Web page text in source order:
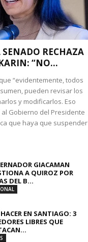
RECHAZA
“NO...
“evidentemente, todos
pueden revisar los
y modificarlos. Eso
Gobierno del Presidente
que haya que suspender
GIACAMAN
A QUIROZ POR
DEL B...
EN SANTIAGO: 3
LIBRES QUE